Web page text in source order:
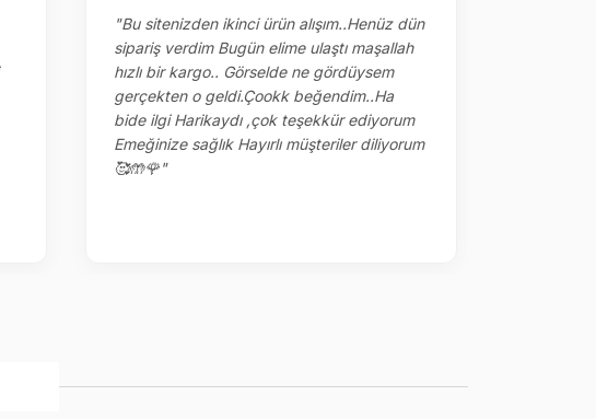
"Bu sitenizden ikinci ürün alışım..Henüz dün
sipariş verdim Bugün elime ulaştı maşallah
hızlı bir kargo.. Görselde ne gördüysem
gerçekten o geldi.Çookk beğendim..Ha
bide ilgi Harikaydı ,çok teşekkür ediyorum
Emeğinize sağlık Hayırlı müşteriler diliyorum
🥰🤲🌹"